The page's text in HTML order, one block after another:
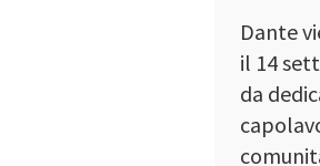
Dante
il 14
da